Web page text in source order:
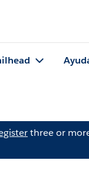
three or